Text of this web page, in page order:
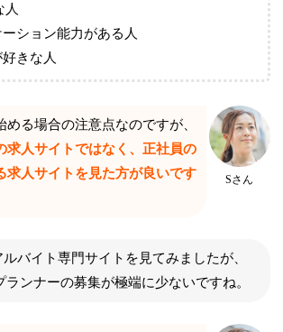
人
ション能力がある人
きな人
める場合の注意点なのですが、
求人サイトではなく、正社員の
求人サイトを見た方が良いです
Sさん
バイト専門サイトを見てみましたが、
ランナーの募集が極端に少ないですね。